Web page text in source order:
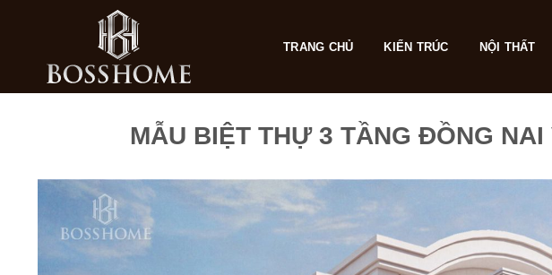
TRANG CHỦ KIẾN TRÚC NỘI THẤT
MẪU BIỆT THỰ 3 TẦNG ĐỒNG